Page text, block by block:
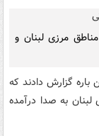
مرزی لبنان و
گزارش دادند که
به صدا درآمده